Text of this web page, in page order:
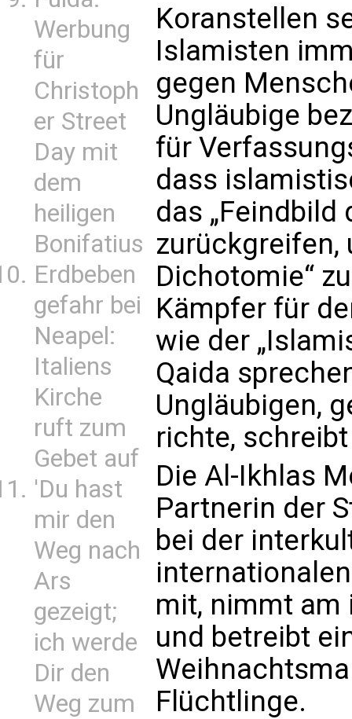
Werbung
für
Christoph
er Street
Day mit
dem
heiligen
Bonifatius
Erdbeben
gefahr bei
Neapel:
Italiens
Kirche
ruft zum
Gebet auf
'Du hast
mir den
Weg nach
Ars
gezeigt;
ich werde
Dir den
Weg zum
Koranstellen
Islamisten
gegen
Ungläubige
für
dass
das „Feindbild
zurückgreifen,
Dichotomie“
Kämpfer für
wie der
Qaida
Ungläubigen,
richte,
Die Al-Ikhlas
Partnerin der
bei der
mit, nimmt
und betreibt
Flüchtlinge.